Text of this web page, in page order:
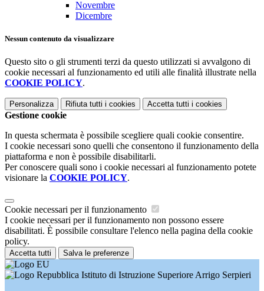
Novembre
Dicembre
Nessun contenuto da visualizzare
Questo sito o gli strumenti terzi da questo utilizzati si avvalgono di
cookie necessari al funzionamento ed utili alle finalità illustrate nella
COOKIE POLICY.
Personalizza Rifiuta tutti i cookies Accetta tutti i cookies
Gestione cookie
In questa schermata è possibile scegliere quali cookie consentire.
I cookie necessari sono quelli che consentono il funzionamento della
piattaforma e non è possibile disabilitarli.
Per conoscere quali sono i cookie necessari al funzionamento potete
visionare la COOKIE POLICY.
Cookie necessari per il funzionamento
I cookie necessari per il funzionamento non possono essere
disabilitati. È possibile consultare l'elenco nella pagina della cookie
policy.
Accetta tutti Salva le preferenze
Istituto di Istruzione Superiore Arrigo Serpieri